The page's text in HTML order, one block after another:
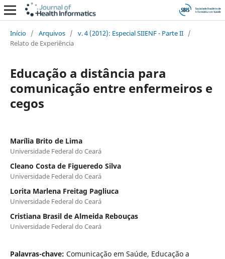
Início / Arquivos / v. 4 (2012): Especial SIIENF - Parte II /
Relato de Experiência
Educação a distância para
comunicação entre enfermeiros e
cegos
Marília Brito de Lima
Universidade Federal do Ceará
Cleano Costa de Figueredo Silva
Universidade Federal do Ceará
Lorita Marlena Freitag Pagliuca
Universidade Federal do Ceará
Cristiana Brasil de Almeida Rebouças
Universidade Federal do Ceará
Palavras-chave: Comunicação em Saúde, Educação a